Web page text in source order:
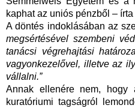
kaphat az uniós pénzből –
A döntés indoklásában az
megsértésével szembeni
tanácsi végrehajtási
vagyonkezelővel, illetve az
vállalni.”
Annak ellenére nem, hogy
kuratóriumi tagságról